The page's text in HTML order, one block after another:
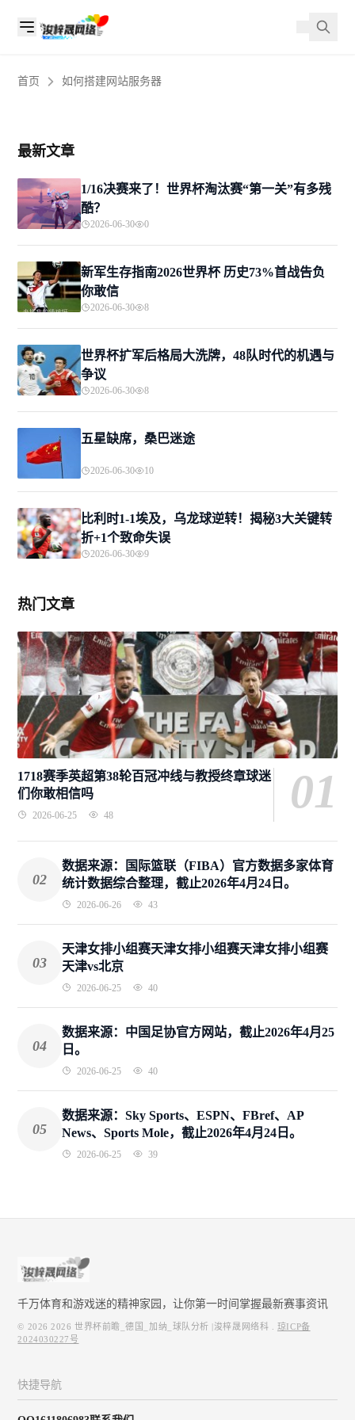
首页 如何搭建网站服务器
最新文章
1/16决赛来了！世界杯淘汰赛“第一关”有多残
酷？
2026-06-30 0
新军生存指南2026世界杯 历史73%首战告负
你敢信
2026-06-30 8
世界杯扩军后格局大洗牌，48队时代的机遇与
争议
2026-06-30 8
五星缺席，桑巴迷途
2026-06-30 10
比利时1-1埃及，乌龙球逆转！揭秘3大关键转
折+1个致命失误
2026-06-30 9
热门文章
1718赛季英超第38轮百冠冲线与教授终章球迷
们你敢相信吗
2026-06-25 48 01
02
数据来源：国际篮联（FIBA）官方数据多家体育
统计数据综合整理，截止2026年4月24日。
2026-06-26 43
03
天津女排小组赛天津女排小组赛天津女排小组赛
天津vs北京
2026-06-25 40
04
数据来源：中国足协官方网站，截止2026年4月25
日。
2026-06-25 40
05
数据来源：Sky Sports、ESPN、FBref、AP
News、Sports Mole，截止2026年4月24日。
2026-06-25 39
千万体育和游戏迷的精神家园，让你第一时间掌握最新赛事资讯
© 2026 2026 世界杯前瞻_德国_加纳_球队分析 |浚梓晟网络科
琼ICP备
2024030227号
快捷导航